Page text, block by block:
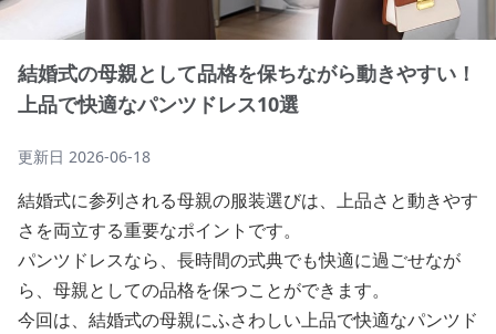
結婚式の母親として品格を保ちながら動きやすい！
上品で快適なパンツドレス10選
更新日 2026-06-18
結婚式に参列される母親の服装選びは、上品さと動きやす
さを両立する重要なポイントです。
パンツドレスなら、長時間の式典でも快適に過ごせなが
ら、母親としての品格を保つことができます。
今回は、結婚式の母親にふさわしい上品で快適なパンツド